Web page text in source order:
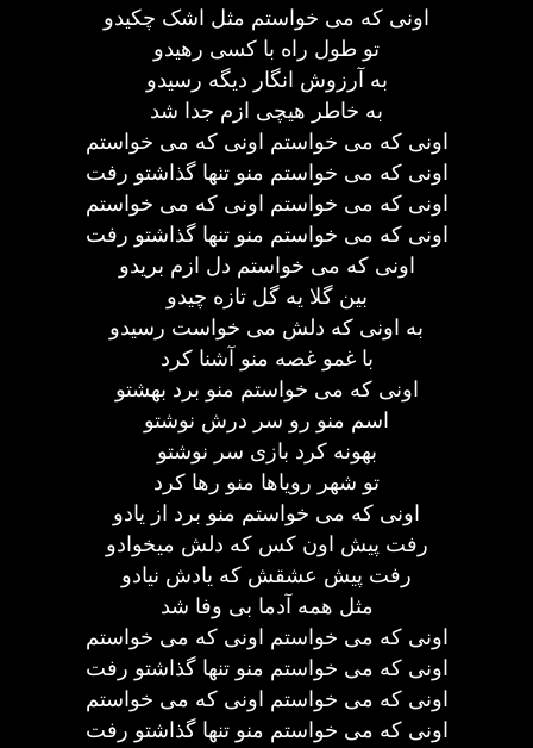
اونی که می خواستم مثل اشک چکیدو
تو طول راه با کسی رهیدو
به آرزوش انگار دیگه رسیدو
به خاطر هیچی ازم جدا شد
اونی که می خواستم اونی که می خواستم
اونی که می خواستم منو تنها گذاشتو رفت
اونی که می خواستم اونی که می خواستم
اونی که می خواستم منو تنها گذاشتو رفت
اونی که می خواستم دل ازم بریدو
بین گلا یه گل تازه چیدو
به اونی که دلش می خواست رسیدو
با غمو غصه منو آشنا کرد
اونی که می خواستم منو برد بهشتو
اسم منو رو سر درش نوشتو
بهونه کرد بازی سر نوشتو
تو شهر رویاها منو رها کرد
اونی که می خواستم منو برد از یادو
رفت پیش اون کس که دلش میخوادو
رفت پیش عشقش که یادش نیادو
مثل همه آدما بی وفا شد
اونی که می خواستم اونی که می خواستم
اونی که می خواستم منو تنها گذاشتو رفت
اونی که می خواستم اونی که می خواستم
اونی که می خواستم منو تنها گذاشتو رفت